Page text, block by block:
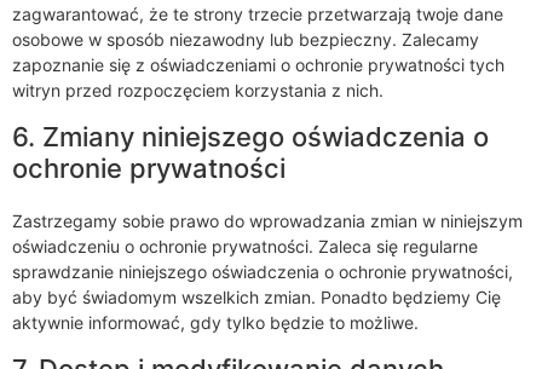
zagwarantować, że te strony trzecie przetwarzają twoje dane
osobowe w sposób niezawodny lub bezpieczny. Zalecamy
zapoznanie się z oświadczeniami o ochronie prywatności tych
witryn przed rozpoczęciem korzystania z nich.
6. Zmiany niniejszego oświadczenia o
ochronie prywatności
Zastrzegamy sobie prawo do wprowadzania zmian w niniejszym
oświadczeniu o ochronie prywatności. Zaleca się regularne
sprawdzanie niniejszego oświadczenia o ochronie prywatności,
aby być świadomym wszelkich zmian. Ponadto będziemy Cię
aktywnie informować, gdy tylko będzie to możliwe.